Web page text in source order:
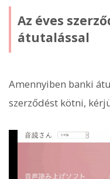
Az éves
átutalással
Amennyiben banki
szerződést kötni,